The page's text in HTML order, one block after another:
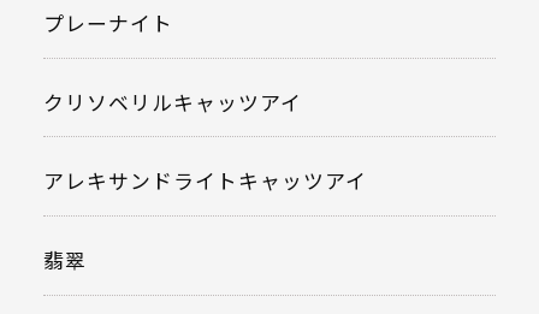
プレーナイト
クリソベリルキャッツアイ
アレキサンドライトキャッツアイ
翡翠